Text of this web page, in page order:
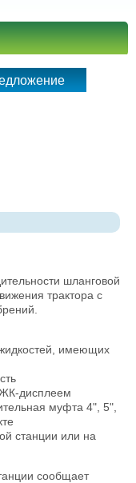
шланговой
трактора с
имеющих
дисплеем
муфта 4", 5",
станции или на
сообщает